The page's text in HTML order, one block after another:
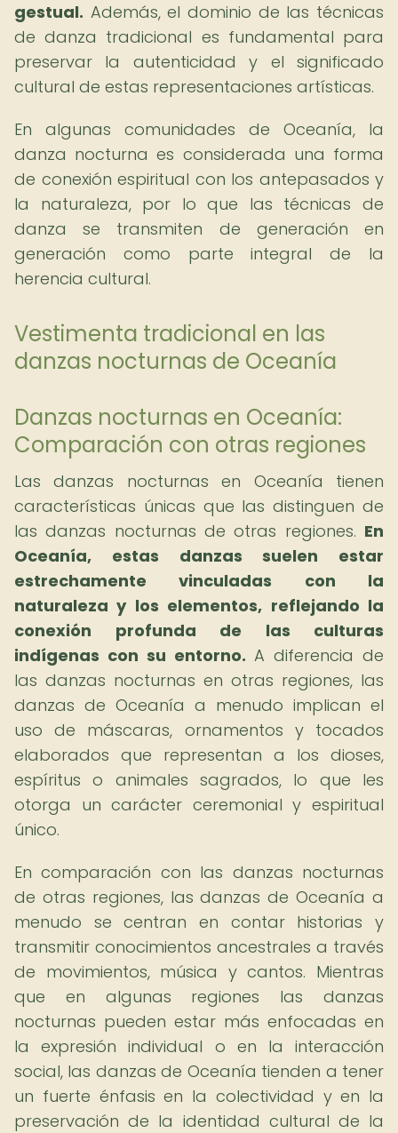
gestual. Además, el dominio de las técnicas
de danza tradicional es fundamental para
preservar la autenticidad y el significado
cultural de estas representaciones artísticas.
En algunas comunidades de Oceanía, la
danza nocturna es considerada una forma
de conexión espiritual con los antepasados y
la naturaleza, por lo que las técnicas de
danza se transmiten de generación en
generación como parte integral de la
herencia cultural.
Vestimenta tradicional en las
danzas nocturnas de Oceanía
Danzas nocturnas en Oceanía:
Comparación con otras regiones
Las danzas nocturnas en Oceanía tienen
características únicas que las distinguen de
las danzas nocturnas de otras regiones. En
Oceanía, estas danzas suelen estar
estrechamente vinculadas con la
naturaleza y los elementos, reflejando la
conexión profunda de las culturas
indígenas con su entorno. A diferencia de
las danzas nocturnas en otras regiones, las
danzas de Oceanía a menudo implican el
uso de máscaras, ornamentos y tocados
elaborados que representan a los dioses,
espíritus o animales sagrados, lo que les
otorga un carácter ceremonial y espiritual
único.
En comparación con las danzas nocturnas
de otras regiones, las danzas de Oceanía a
menudo se centran en contar historias y
transmitir conocimientos ancestrales a través
de movimientos, música y cantos. Mientras
que en algunas regiones las danzas
nocturnas pueden estar más enfocadas en
la expresión individual o en la interacción
social, las danzas de Oceanía tienden a tener
un fuerte énfasis en la colectividad y en la
preservación de la identidad cultural de la